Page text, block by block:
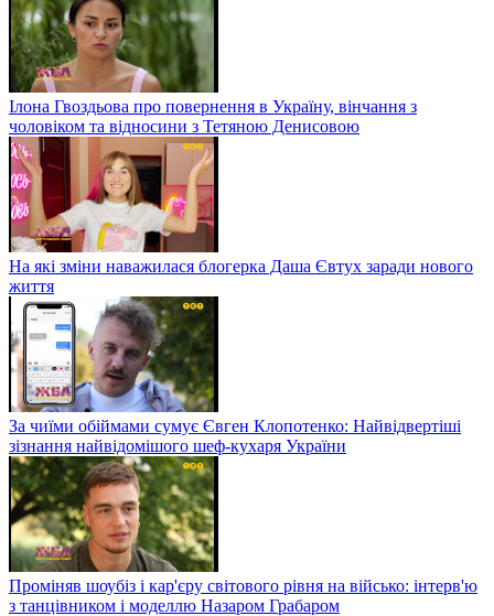
Ілона Гвоздьова про повернення в Україну, вінчання з
чоловіком та відносини з Тетяною Денисовою
На які зміни наважилася блогерка Даша Євтух заради нового
життя
За чиїми обіймами сумує Євген Клопотенко: Найвідвертіші
зізнання найвідомішого шеф-кухаря України
Проміняв шоубіз і кар'єру світового рівня на військо: інтерв'ю
з танцівником і моделлю Назаром Грабаром